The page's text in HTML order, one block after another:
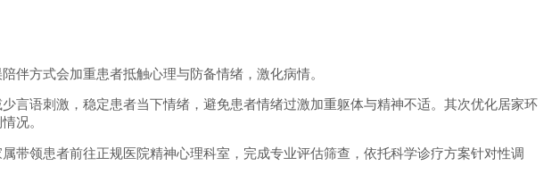
方式会加重患者抵触心理与防备情绪，激化病情。
语刺激，稳定患者当下情绪，避免患者情绪过激加重躯体与精神不适。其次优化居家环
况。
领患者前往正规医院精神心理科室，完成专业评估筛查，依托科学诊疗方案针对性调